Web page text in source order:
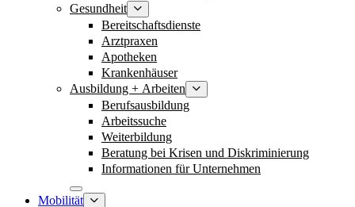
Gesundheit
Bereitschaftsdienste
Arztpraxen
Apotheken
Krankenhäuser
Ausbildung + Arbeiten
Berufsausbildung
Arbeitssuche
Weiterbildung
Beratung bei Krisen und Diskriminierung
Informationen für Unternehmen
Mobilität